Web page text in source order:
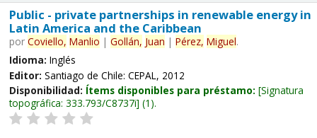
Public - private partnerships in renewable energy in
Latin America and the Caribbean
por Coviello, Manlio | Gollán, Juan | Pérez, Miguel.
Idioma: Inglés
Editor: Santiago de Chile: CEPAL, 2012
Disponibilidad: Ítems disponibles para préstamo: Signatura
topográfica: 333.793/C8737i (1).